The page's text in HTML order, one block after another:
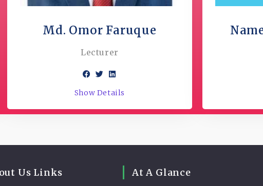
Md. Omor Faruque
Lecturer
Show Details
Us Links At A Glance